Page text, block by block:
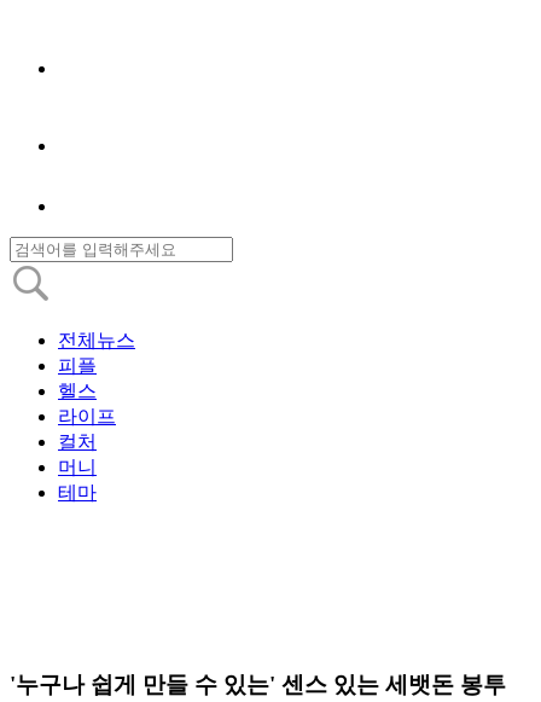
전체뉴스
피플
헬스
라이프
컬처
머니
테마
'누구나 쉽게 만들 수 있는' 센스 있는 세뱃돈 봉투